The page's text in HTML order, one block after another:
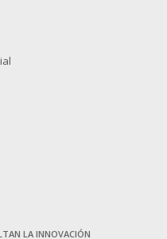
LA INNOVACIÓN